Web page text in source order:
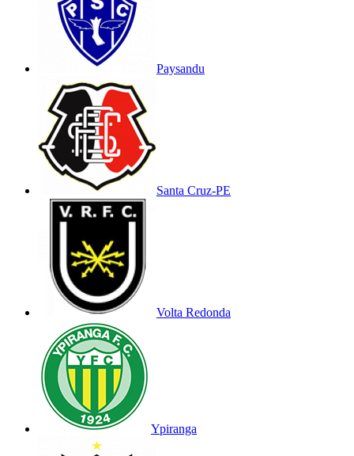
Paysandu
Santa Cruz-PE
Volta Redonda
Ypiranga